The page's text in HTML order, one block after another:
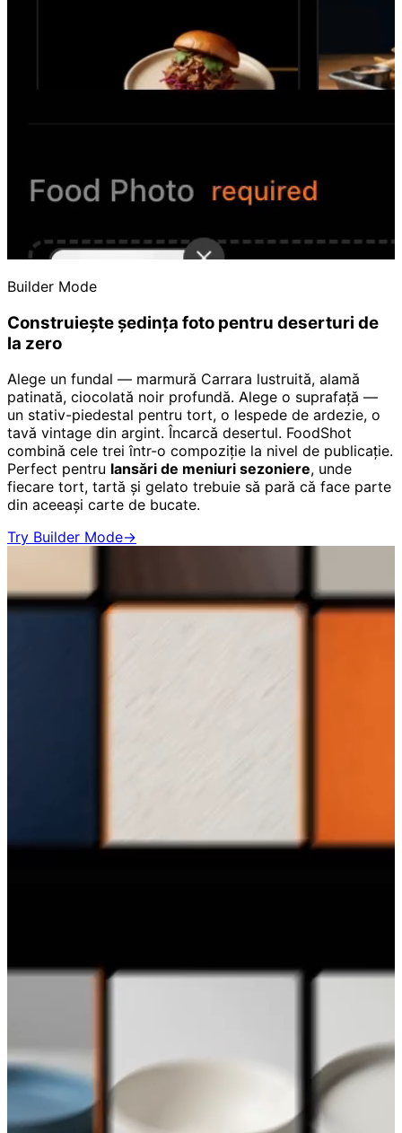
Builder Mode
Construiește ședința foto pentru deserturi de
la zero
Alege un fundal — marmură Carrara lustruită, alamă
patinată, ciocolată noir profundă. Alege o suprafață —
un stativ-piedestal pentru tort, o lespede de ardezie, o
tavă vintage din argint. Încarcă desertul. FoodShot
combină cele trei într-o compoziție la nivel de publicație.
Perfect pentru lansări de meniuri sezoniere, unde
fiecare tort, tartă și gelato trebuie să pară că face parte
din aceeași carte de bucate.
Try Builder Mode→